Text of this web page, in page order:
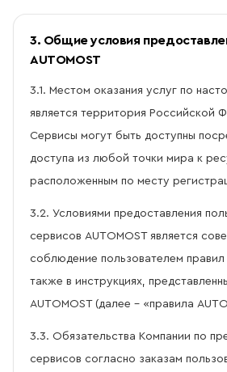
3. Общие условия
AUTOMOST
3.1. Местом оказания услуг по
является территория Российской
Сервисы могут быть доступны
доступа из любой точки мира к
расположенным по месту
3.2. Условиями предоставления
сервисов AUTOMOST является
соблюдение пользователем правил
также в инструкциях,
AUTOMOST (далее – «правила
3.3. Обязательства Компании по
сервисов согласно заказам